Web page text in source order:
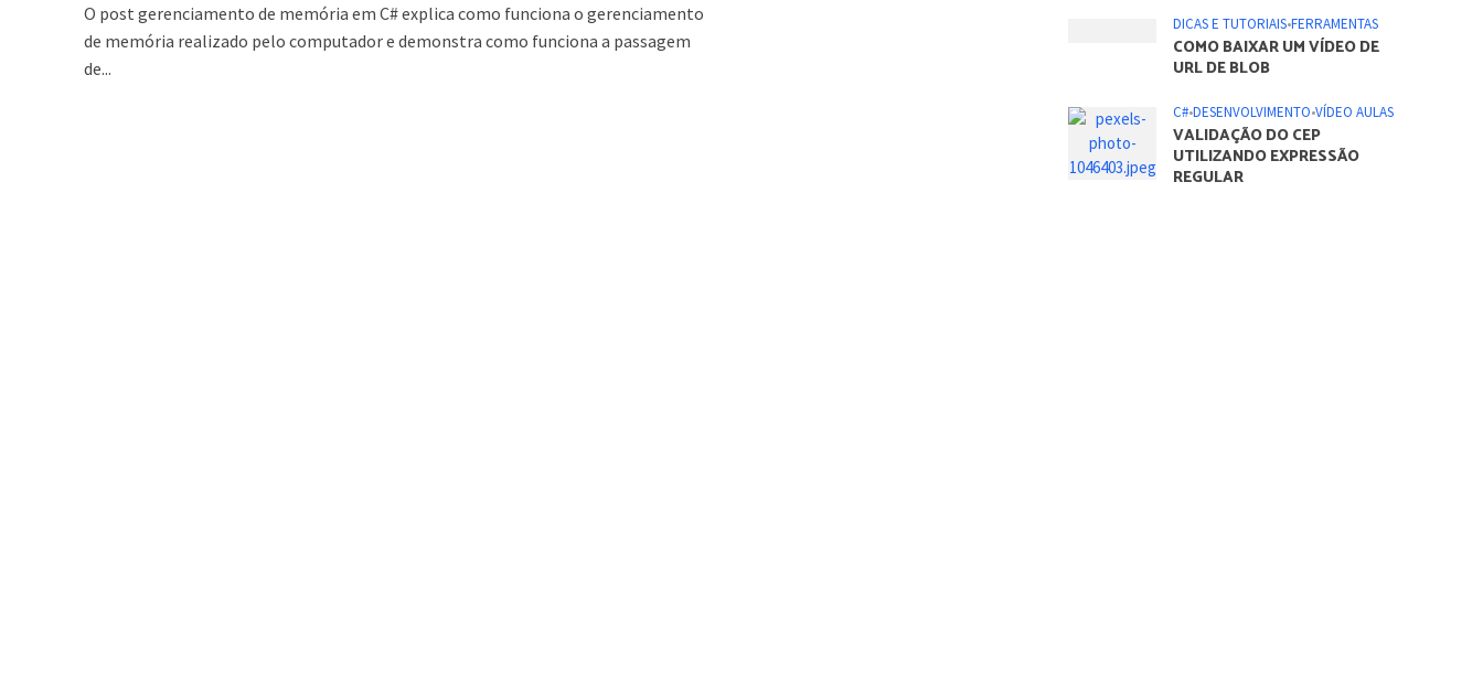
O post gerenciamento de memória em C# explica como funciona o gerenciamento
de memória realizado pelo computador e demonstra como funciona a passagem
de...
DICAS E TUTORIAIS•FERRAMENTAS
COMO BAIXAR UM VÍDEO DE
URL DE BLOB
C#•DESENVOLVIMENTO•VÍDEO AULAS
VALIDAÇÃO DO CEP
UTILIZANDO EXPRESSÃO
REGULAR